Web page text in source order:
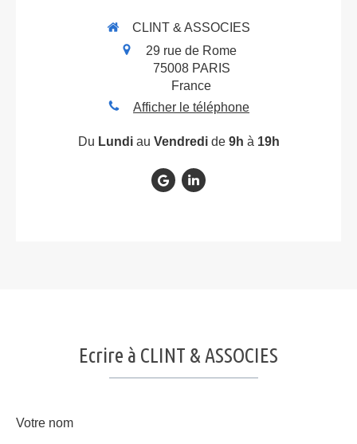
CLINT & ASSOCIES
29 rue de Rome
75008 PARIS
France
Afficher le téléphone
Du Lundiau Vendredide 9h à 19h
Ecrire à CLINT & ASSOCIES
Votre nom